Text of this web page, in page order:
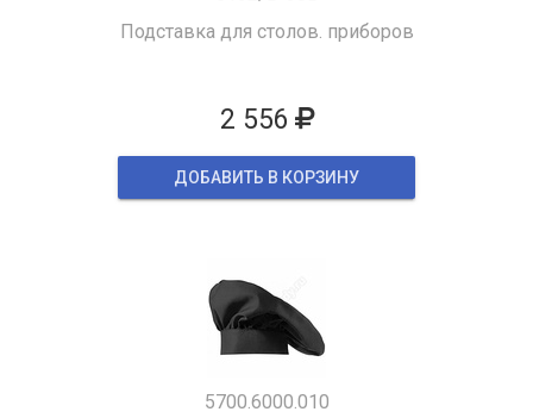
Подставка для столов. приборов
2 556
ДОБАВИТЬ В КОРЗИНУ
5700.6000.010